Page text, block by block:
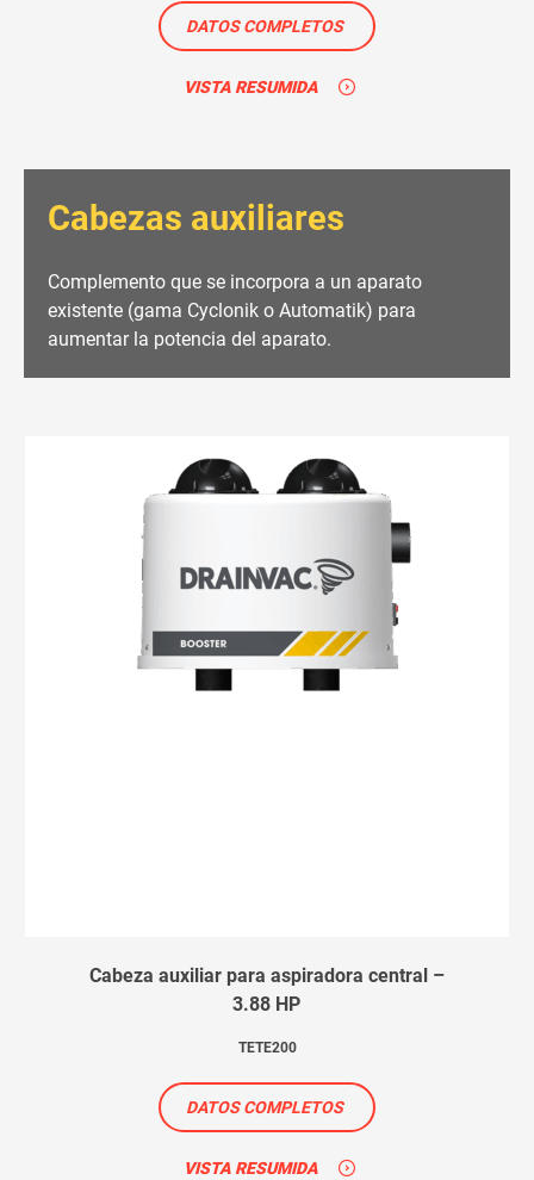
DATOS COMPLETOS
VISTA RESUMIDA
Cabezas auxiliares
Complemento que se incorpora a un aparato
existente (gama Cyclonik o Automatik) para
aumentar la potencia del aparato.
Cabeza auxiliar para aspiradora central –
3.88 HP
TETE200
DATOS COMPLETOS
VISTA RESUMIDA